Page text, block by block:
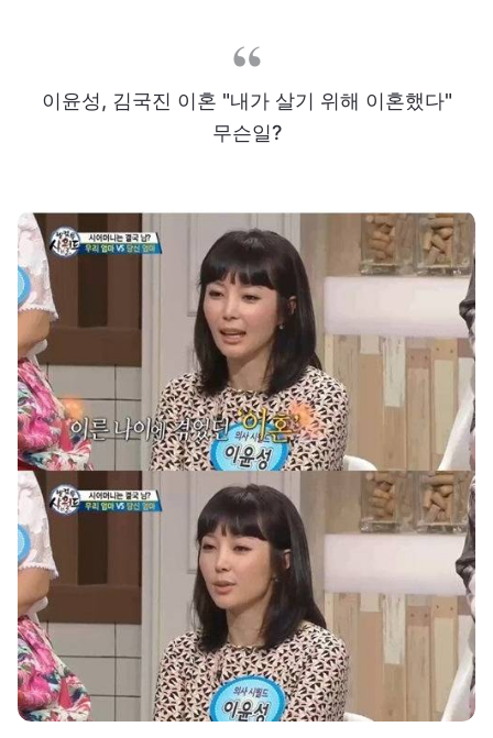
이윤성, 김국진 이혼 "내가 살기 위해 이혼했다"
무슨일?